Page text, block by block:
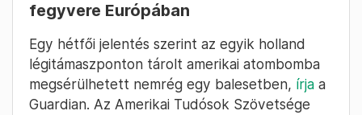
fegyvere Európában
Egy hétfői jelentés szerint az egyik holland
légitámaszponton tárolt amerikai atombomba
megsérülhetett nemrég egy balesetben, írja a
Guardian. Az Amerikai Tudósok Szövetsége